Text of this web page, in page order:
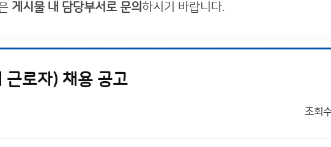
게시물 내 담당부서로 문의하시기 바랍니다.
로자) 채용 공고
조회